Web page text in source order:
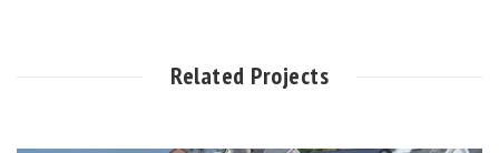
Related Projects